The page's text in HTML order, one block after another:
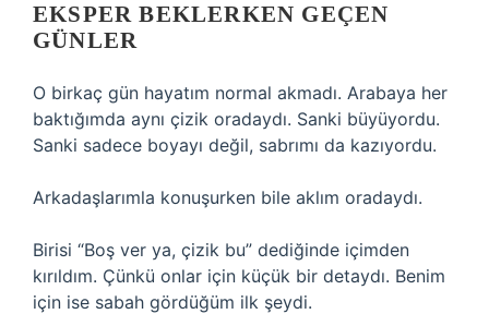
EKSPER BEKLERKEN GEÇEN
GÜNLER
O birkaç gün hayatım normal akmadı. Arabaya her
baktığımda aynı çizik oradaydı. Sanki büyüyordu.
Sanki sadece boyayı değil, sabrımı da kazıyordu.
Arkadaşlarımla konuşurken bile aklım oradaydı.
Birisi “Boş ver ya, çizik bu” dediğinde içimden
kırıldım. Çünkü onlar için küçük bir detaydı. Benim
için ise sabah gördüğüm ilk şeydi.